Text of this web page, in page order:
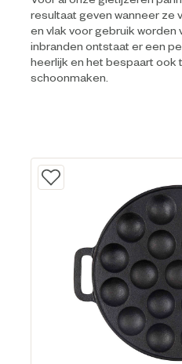
resultaat geven wanneer ze
en vlak voor gebruik worden
inbranden ontstaat er een
heerlijk en het bespaart ook
schoonmaken.